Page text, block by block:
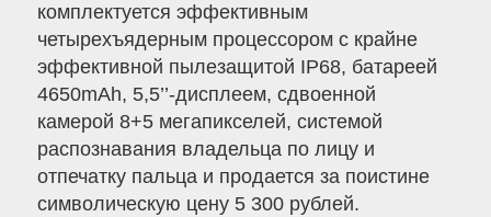
комплектуется эффективным
четырехъядерным процессором с крайне
эффективной пылезащитой IP68, батареей
4650mAh, 5,5’’-дисплеем, сдвоенной
камерой 8+5 мегапикселей, системой
распознавания владельца по лицу и
отпечатку пальца и продается за поистине
символическую цену 5 300 рублей.